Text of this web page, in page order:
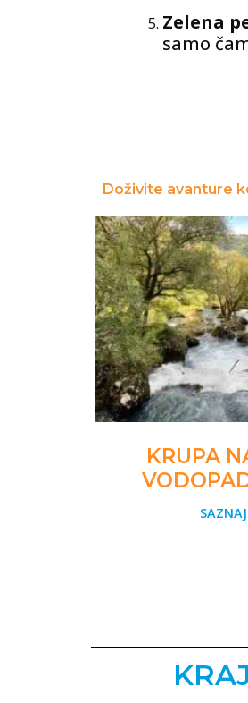
Zelena
samo
Doživite avanture
KRUPA